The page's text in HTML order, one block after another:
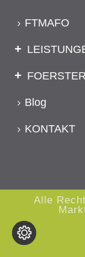
FTMAFO
Blog
KONTAKT
Alle